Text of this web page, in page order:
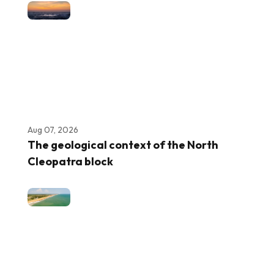
Aug 07, 2026
The geological context of the North
Cleopatra block